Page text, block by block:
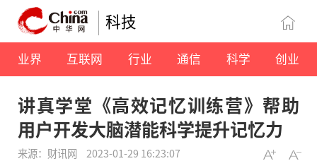
科技
业界 互联网 行业 通信 科学 创业
讲真学堂《高效记忆训练营》帮助
用户开发大脑潜能科学提升记忆力
来源：财讯网 2023-01-29 16:23:07